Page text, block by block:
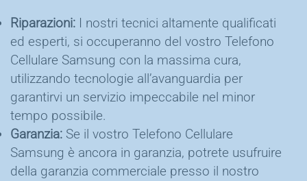
Riparazioni: I nostri tecnici altamente qualificati
ed esperti, si occuperanno del vostro Telefono
Cellulare Samsung con la massima cura,
utilizzando tecnologie all’avanguardia per
garantirvi un servizio impeccabile nel minor
tempo possibile.
Garanzia: Se il vostro Telefono Cellulare
Samsung è ancora in garanzia, potrete usufruire
della garanzia commerciale presso il nostro